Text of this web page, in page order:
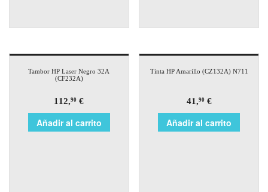
Tambor HP Laser Negro 32A
(CF232A)
112,90 €
Añadir al carrito
Tinta HP Amarillo (CZ132A) N711
41,90€
Añadir al carrito